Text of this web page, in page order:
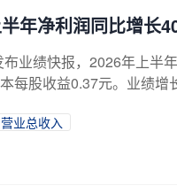
年净利润同比增长
业绩快报，2026年上半
每股收益0.37元。业绩
营业总收入